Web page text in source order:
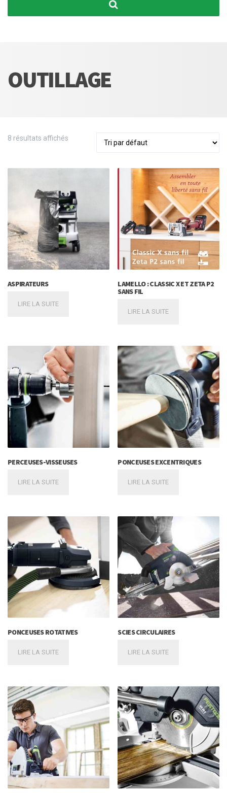
OUTILLAGE
8 résultats affichés
ASPIRATEURS
LIRE LA SUITE
LAMELLO : CLASSIC X ET ZETA P2
SANS FIL
LIRE LA SUITE
PERCEUSES-VISSEUSES
LIRE LA SUITE
PONCEUSES EXCENTRIQUES
LIRE LA SUITE
PONCEUSES ROTATIVES
LIRE LA SUITE
SCIES CIRCULAIRES
LIRE LA SUITE